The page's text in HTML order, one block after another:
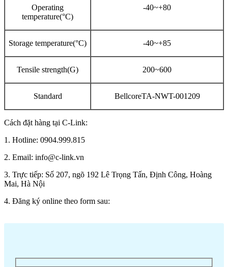
Operating
temperature(°C)
-40~+80
Storage temperature(°C) -40~+85
Tensile strength(G) 200~600
Standard BellcoreTA-NWT-001209
Cách đặt hàng tại C-Link:
1. Hotline: 0904.999.815
2. Email: info@c-link.vn
3. Trực tiếp: Số 207, ngõ 192 Lê Trọng Tấn, Định Công, Hoàng
Mai, Hà Nội
4. Đăng ký online theo form sau: